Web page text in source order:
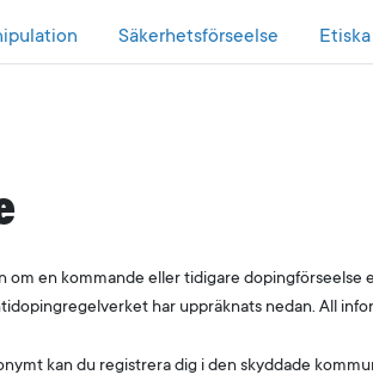
Säkerhetsförseelse
en kommande eller tidigare
har uppräknats nedan. All
kan du registrera dig i den skyddade